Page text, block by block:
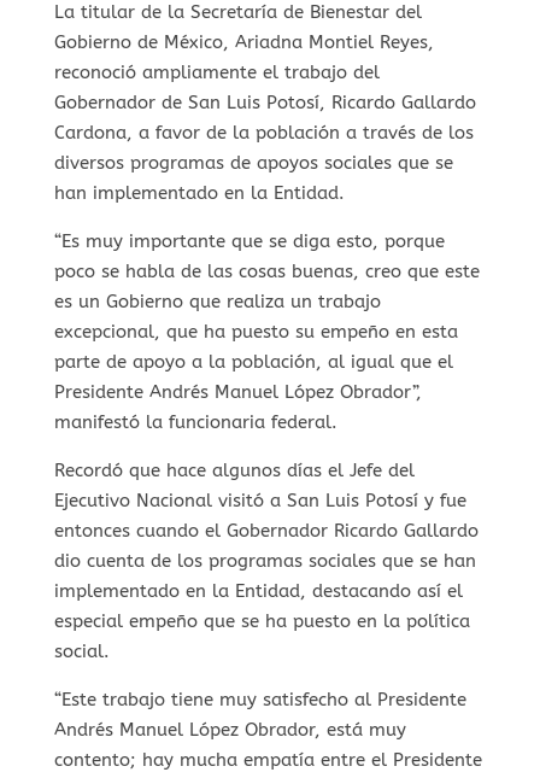
La titular de la Secretaría de Bienestar del
Gobierno de México, Ariadna Montiel Reyes,
reconoció ampliamente el trabajo del
Gobernador de San Luis Potosí, Ricardo Gallardo
Cardona, a favor de la población a través de los
diversos programas de apoyos sociales que se
han implementado en la Entidad.
“Es muy importante que se diga esto, porque
poco se habla de las cosas buenas, creo que este
es un Gobierno que realiza un trabajo
excepcional, que ha puesto su empeño en esta
parte de apoyo a la población, al igual que el
Presidente Andrés Manuel López Obrador”,
manifestó la funcionaria federal.
Recordó que hace algunos días el Jefe del
Ejecutivo Nacional visitó a San Luis Potosí y fue
entonces cuando el Gobernador Ricardo Gallardo
dio cuenta de los programas sociales que se han
implementado en la Entidad, destacando así el
especial empeño que se ha puesto en la política
social.
“Este trabajo tiene muy satisfecho al Presidente
Andrés Manuel López Obrador, está muy
contento; hay mucha empatía entre el Presidente